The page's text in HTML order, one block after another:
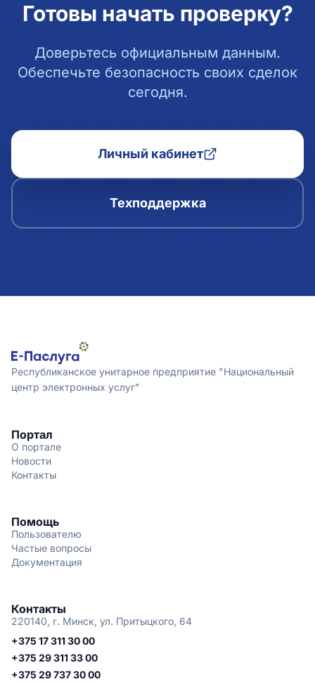
Готовы начать проверку?
Доверьтесь официальным данным.
Обеспечьте безопасность своих сделок
сегодня.
Личный кабинет
Техподдержка
Республиканское унитарное предприятие "Национальный
центр электронных услуг"
Портал
О портале
Новости
Контакты
Помощь
Пользователю
Частые вопросы
Документация
Контакты
220140, г. Минск, ул. Притыцкого, 64
+375 17 311 30 00
+375 29 311 33 00
+375 29 737 30 00